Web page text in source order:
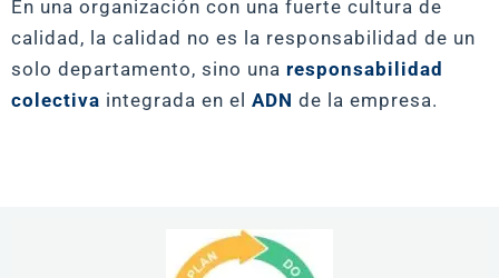
En una organización con una fuerte cultura de
calidad, la calidad no es la responsabilidad de un
solo departamento, sino una responsabilidad
colectiva integrada en el ADN de la empresa.